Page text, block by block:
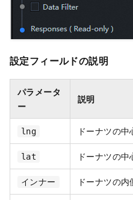
設定フィールドの説明
パラメータ
ー
説明
lng ドーナツの中
lat ドーナツの中
インナー ドーナツの内